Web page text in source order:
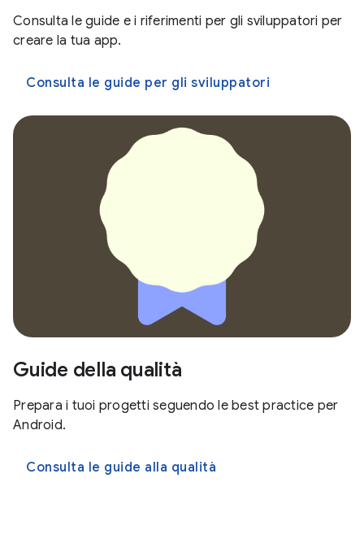
Consulta le guide e i riferimenti per gli sviluppatori per
creare la tua app.
Consulta le guide per gli sviluppatori
Guide della qualità
Prepara i tuoi progetti seguendo le best practice per
Android.
Consulta le guide alla qualità